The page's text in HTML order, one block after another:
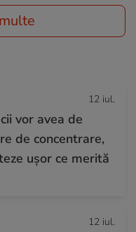
12 iul.
vor avea de
de concentrare,
ușor ce merită
12 iul.